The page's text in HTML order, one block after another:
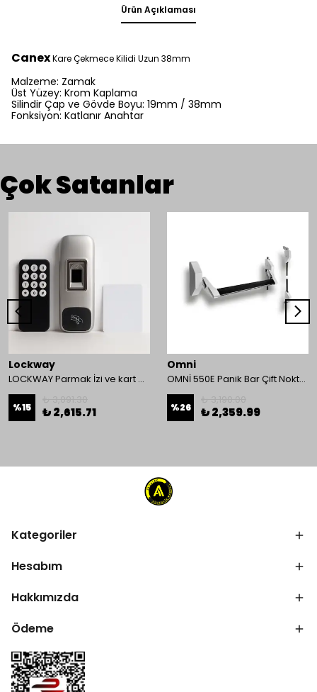
Ürün Açıklaması
CanexKare Çekmece Kilidi Uzun 38mm
Malzeme: Zamak
Üst Yüzey: Krom Kaplama
Silindir Çap ve Gövde Boyu: 19mm / 38mm
Fonksiyon: Katlanır Anahtar
Çok Satanlar
Lockway
LOCKWAY Parmak İzi ve kart Okuyucu Kontrol Paneli
%15 ₺ 2,615.71
Omni
OMNİ 550E Panik Bar Çift Nokta Yüzey Tip
%26 ₺ 2,359.99
Kategoriler
Hesabım
Hakkımızda
Ödeme